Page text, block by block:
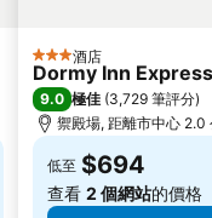
3 星級酒店
Dormy Inn
9.0 極佳 (3,729 筆評分)
禦殿場, 距離市中心 2.0
低至 $694
查看 2 個網站的價格